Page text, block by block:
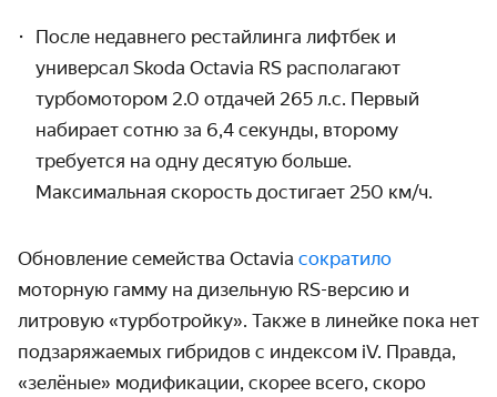
После недавнего рестайлинга лифтбек и
универсал Skoda Octavia RS располагают
турбомотором 2.0 отдачей 265 л.с. Первый
набирает сотню за 6,4 секунды, второму
требуется на одну десятую больше.
Максимальная скорость достигает 250 км/ч.
Обновление семейства Octavia сократило
моторную гамму на дизельную RS-версию и
литровую «турботройку». Также в линейке пока нет
подзаряжаемых гибридов с индексом iV. Правда,
«зелёные» модификации, скорее всего, скоро